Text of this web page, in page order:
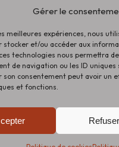
Gérer le
meilleures expériences, nous
stocker et/ou accéder aux
technologies nous permettra
de navigation ou les ID
son consentement peut avoir un
et fonctions.
Refuser
Les actus !